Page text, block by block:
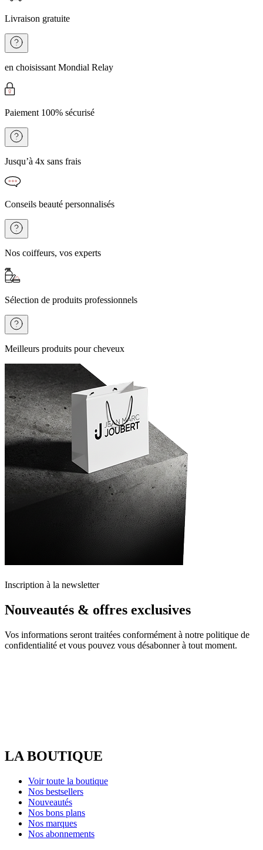
Livraison gratuite
en choisissant Mondial Relay
Paiement 100% sécurisé
Jusqu’à 4x sans frais
Conseils beauté personnalisés
Nos coiffeurs, vos experts
Sélection de produits professionnels
Meilleurs produits pour cheveux
Inscription à la newsletter
Nouveautés & offres exclusives
Vos informations seront traitées conformément à notre politique de
confidentialité et vous pouvez vous désabonner à tout moment.
LA BOUTIQUE
Voir toute la boutique
Nos bestsellers
Nouveautés
Nos bons plans
Nos marques
Nos abonnements